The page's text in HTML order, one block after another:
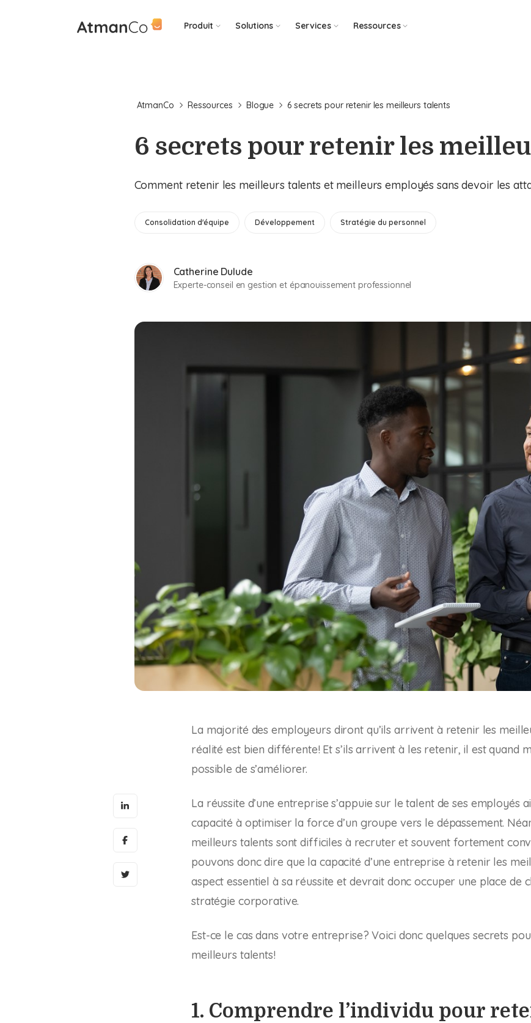
Produit Solutions Services Ressources
AtmanCo Ressources Blogue 6 secrets pour retenir les meilleurs talents
6 secrets pour retenir les
Comment retenir les meilleurs talents et meilleurs employés sans devoir les
Consolidation d'équipe Développement Stratégie du personnel
Catherine Dulude
Experte-conseil en gestion et épanouissement professionnel
La majorité des employeurs diront qu’ils arrivent à retenir les
réalité est bien différente! Et s’ils arrivent à les retenir, il est quand
possible de s’améliorer.
La réussite d’une entreprise s’appuie sur le talent de ses employés
capacité à optimiser la force d’un groupe vers le dépassement.
meilleurs talents sont difficiles à recruter et souvent fortement
pouvons donc dire que la capacité d’une entreprise à retenir les
aspect essentiel à sa réussite et devrait donc occuper une place de
stratégie corporative.
Est-ce le cas dans votre entreprise? Voici donc quelques secrets
meilleurs talents!
1. Comprendre l’individu pour